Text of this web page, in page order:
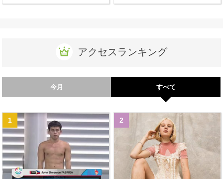
性続出！
アクセスランキング
今月 すべて